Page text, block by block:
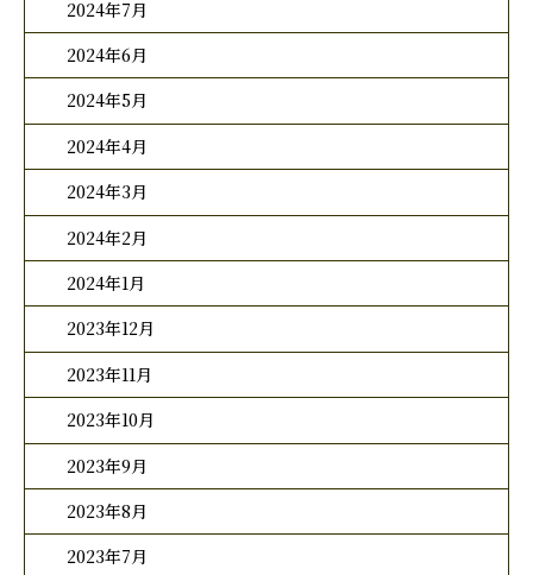
2024年7月
2024年6月
2024年5月
2024年4月
2024年3月
2024年2月
2024年1月
2023年12月
2023年11月
2023年10月
2023年9月
2023年8月
2023年7月